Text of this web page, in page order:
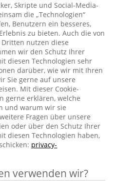
Skripte und Social-Media-
die „Technologien“
Benutzern ein besseres,
zu bieten. Auch die von
Dritten nutzen diese
wir den Schutz Ihrer
diesen Technologien sehr
darüber, wie wir mit Ihren
Sie gerne auf unsere
Mit dieser Cookie-
gerne erklären, welche
und warum wir sie
Fragen über unsere
oder über den Schutz Ihrer
diesen Technologien haben,
privacy-
verwenden wir?